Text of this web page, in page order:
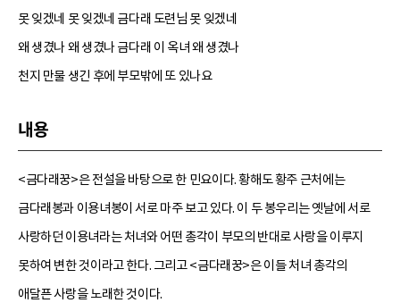
못 잊겠네 못 잊겠네 금다래 도련님 못 잊겠네
왜 생겼나 왜 생겼나 금다래 이 옥녀 왜 생겼나
천지 만물 생긴 후에 부모밖에 또 있나요
내용
<금다래꿍>은 전설을 바탕으로 한 민요이다. 황해도 황주 근처에는
금다래봉과 이용녀봉이 서로 마주 보고 있다. 이 두 봉우리는 옛날에 서로
사랑하던 이용녀라는 처녀와 어떤 총각이 부모의 반대로 사랑을 이루지
못하여 변한 것이라고 한다. 그리고 <금다래꿍>은 이들 처녀 총각의
애달픈 사랑을 노래한 것이다.